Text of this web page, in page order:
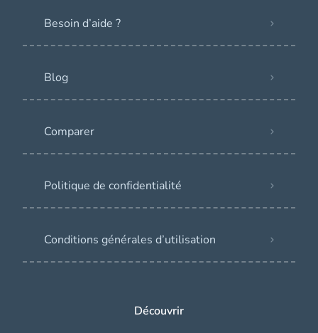
Besoin d’aide ?
Blog
Comparer
Politique de confidentialité
Conditions générales d’utilisation
Découvrir